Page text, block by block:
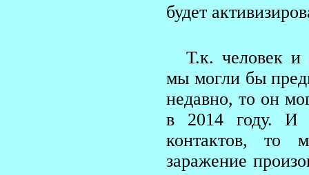
будет
Т.к. человек и
мы могли бы
недавно, то он
в 2014 году. И
контактов, то
заражение